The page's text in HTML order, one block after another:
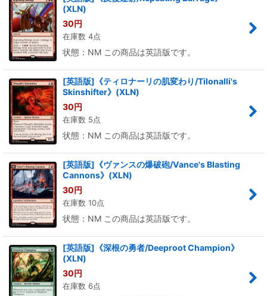
(XLN)
30円
在庫数 4点
状態：NM この商品は英語版です。
[英語版]《ティロナーリの肌変わり/Tilonalli's
Skinshifter》(XLN)
30円
在庫数 5点
状態：NM この商品は英語版です。
[英語版]《ヴァンスの爆破砲/Vance's Blasting
Cannons》(XLN)
30円
在庫数 10点
状態：NM この商品は英語版です。
[英語版]《深根の勇者/Deeproot Champion》
(XLN)
30円
在庫数 6点